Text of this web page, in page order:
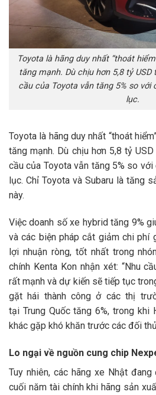
Toyota là hãng duy nhất “thoát
tăng mạnh. Dù chịu hơn 5,8 tỷ
cầu của Toyota vẫn tăng 5% so
lục.
Toyota là hãng duy nhất “thoát
tăng mạnh. Dù chịu hơn 5,8 tỷ USD
cầu của Toyota vẫn tăng 5% so
lục. Chỉ Toyota và Subaru là tăng
này.
Việc doanh số xe hybrid tăng 9%
và các biện pháp cắt giảm chi phí
lợi nhuận ròng, tốt nhất trong
chính Kenta Kon nhận xét: “Nhu
rất mạnh và dự kiến sẽ tiếp tục
gặt hái thành công ở các thị
tại Trung Quốc tăng 6%, trong khi
khác gặp khó khăn trước các đối
Lo ngại về nguồn cung chip
Tuy nhiên, các hãng xe Nhật
cuối năm tài chính khi hãng sản